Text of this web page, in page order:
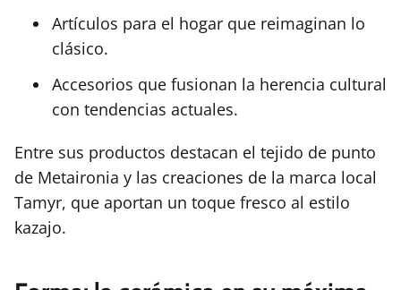
Artículos para el hogar que reimaginan lo
clásico.
Accesorios que fusionan la herencia cultural
con tendencias actuales.
Entre sus productos destacan el tejido de punto
de Metaironia y las creaciones de la marca local
Tamyr, que aportan un toque fresco al estilo
kazajo.